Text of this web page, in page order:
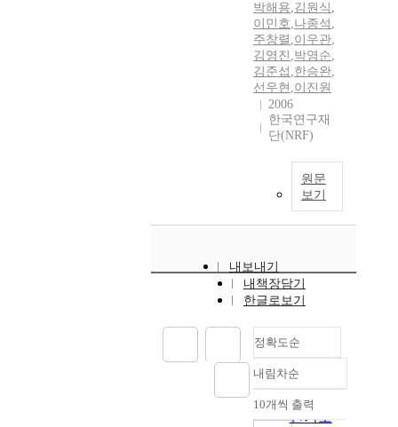
박해용,김원식 ,
이민호,나종석 ,
주창렬 ,이우관,
김영진 ,박영순,
김준섭 ,한승완,
선우현 ,이진원
2006
한국연구재
단(NRF)
원문
보기
내보내기
내책장담기
한글로보기
정확도순
정확도
순
인기도
내림차순
내림차순
10개씩 출력